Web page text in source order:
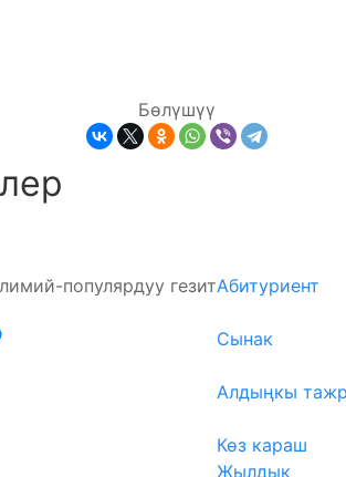
Бөлүшүү
популярдуу гезитАбитуриент
Сынак
Алдыңкы
Көз караш
Жылдык